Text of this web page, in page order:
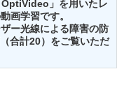
」を用いたレ
画学習です。
ー光線による障害の防
合計20）をご覧いただ